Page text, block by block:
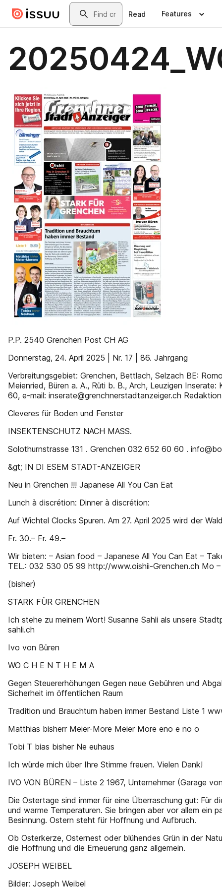
Skip to main contentSearch
Read Features
P.P. 2540 Grenchen Post CH AG
Donnerstag, 24. April 2025 | Nr. 17 | 86. Jahrgang
Verbreitungsgebiet: Grenchen, Bettlach, Selzach BE:
Meienried, Büren a. A., Rüti b. B., Arch, Leuzigen
60, e-mail: inserate@grenchnerstadtanzeiger.ch
Cleveres für Boden und Fenster
INSEKTENSCHUTZ NACH MASS.
Solothurnstrasse 131 . Grenchen 032 652 60 60 .
&gt; IN DI ESEM STADT-ANZEIGER
Neu in Grenchen !!! Japanese All You Can Eat
Lunch à discrétion: Dinner à discrétion:
Auf Wichtel Clocks Spuren. Am 27. April 2025 wird der
Fr. 30.– Fr. 49.–
Wir bieten: – Asian food – Japanese All You Can Eat –
TEL.: 032 530 05 99 http://www.oishii-Grenchen.ch Mo –
(bisher)
STARK FÜR GRENCHEN
Ich stehe zu meinem Wort! Susanne Sahli als unsere
sahli.ch
Ivo von Büren
WO C H E N T H E M A
Gegen Steuererhöhungen Gegen neue Gebühren und
Sicherheit im öffentlichen Raum
Tradition und Brauchtum haben immer Bestand Liste 1
Matthias bisherr Meier-More Meier More eno e no o
Tobi T bias bisher Ne euhaus
Ich würde mich über Ihre Stimme freuen. Vielen Dank!
IVO VON BÜREN – Liste 2 1967, Unternehmer (Garage
Die Ostertage sind immer für eine Überraschung gut: Für
und warme Temperaturen. Sie bringen aber vor allem ein
Besinnung. Ostern steht für Hoffnung und Aufbruch.
Ob Osterkerze, Osternest oder blühendes Grün in der
die Hoffnung und die Erneuerung ganz allgemein.
JOSEPH WEIBEL
Bilder: Joseph Weibel